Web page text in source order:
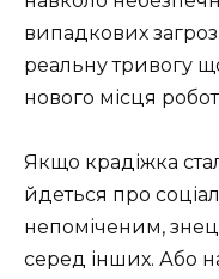
випадкових
реальну тривогу
нового місця
Якщо крадіжка
йдеться про
непоміченим,
серед інших. Або